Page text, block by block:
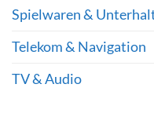
Spielwaren &
Telekom & Navigation
TV & Audio